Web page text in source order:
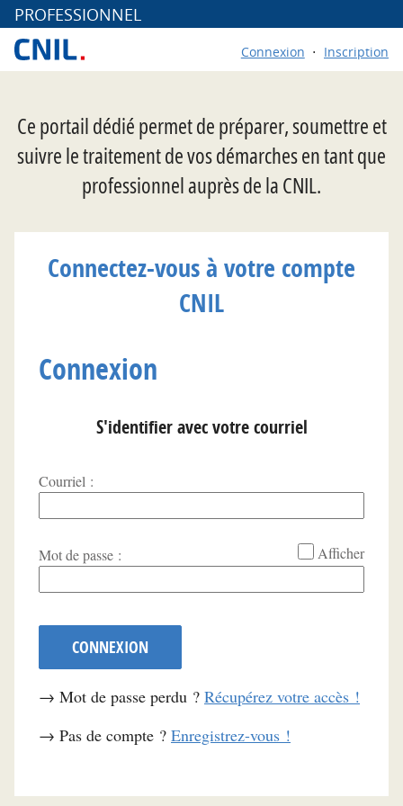
PROFESSIONNEL
Connexion Inscription
Ce portail dédié permet de préparer, soumettre et
suivre le traitement de vos démarches en tant que
professionnel auprès de la CNIL.
Connectez-vous à votre compte
CNIL
Connexion
S'identifier avec votre courriel
Courriel :
*
Mot de passe : Afficher
CONNEXION
→ Mot de passe perdu ? Récupérez votre accès !
→ Pas de compte ? Enregistrez-vous !